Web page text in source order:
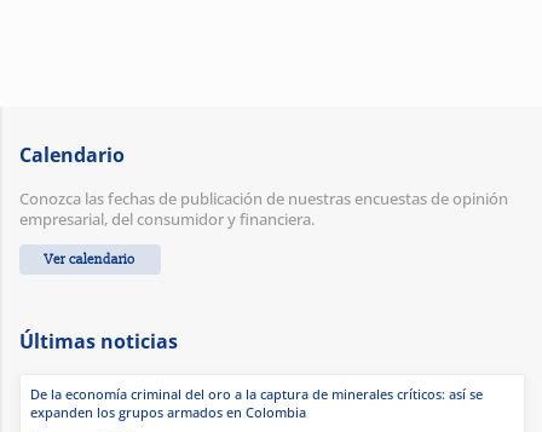
Calendario
Conozca las fechas de publicación de nuestras encuestas de opinión
empresarial, del consumidor y financiera.
Ver calendario
Últimas noticias
De la economía criminal del oro a la captura de minerales críticos: así se
expanden los grupos armados en Colombia